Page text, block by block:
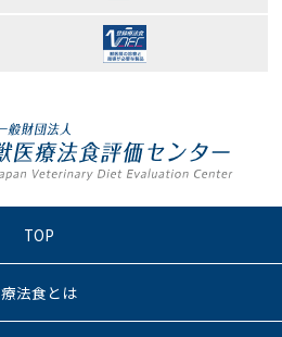
TOP
療法食とは